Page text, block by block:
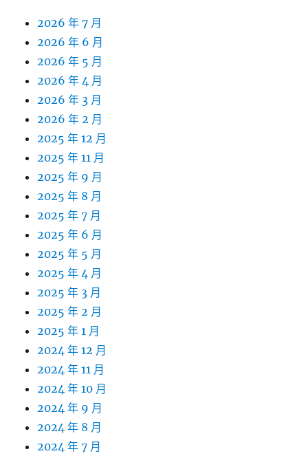
2026 年 7 月
2026 年 6 月
2026 年 5 月
2026 年 4 月
2026 年 3 月
2026 年 2 月
2025 年 12 月
2025 年 11 月
2025 年 9 月
2025 年 8 月
2025 年 7 月
2025 年 6 月
2025 年 5 月
2025 年 4 月
2025 年 3 月
2025 年 2 月
2025 年 1 月
2024 年 12 月
2024 年 11 月
2024 年 10 月
2024 年 9 月
2024 年 8 月
2024 年 7 月